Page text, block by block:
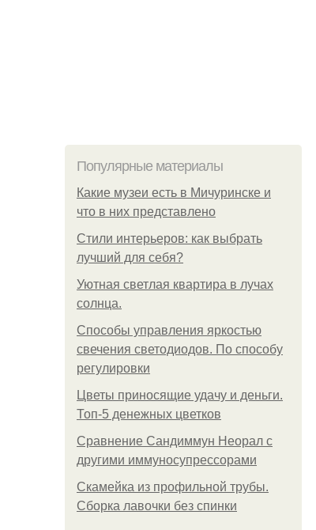
Популярные материалы
Какие музеи есть в Мичуринске и
что в них представлено
Стили интерьеров: как выбрать
лучший для себя?
Уютная светлая квартира в лучах
солнца.
Способы управления яркостью
свечения светодиодов. По способу
регулировки
Цветы приносящие удачу и деньги.
Топ-5 денежных цветков
Сравнение Сандиммун Неорал с
другими иммуносупрессорами
Скамейка из профильной трубы.
Сборка лавочки без спинки